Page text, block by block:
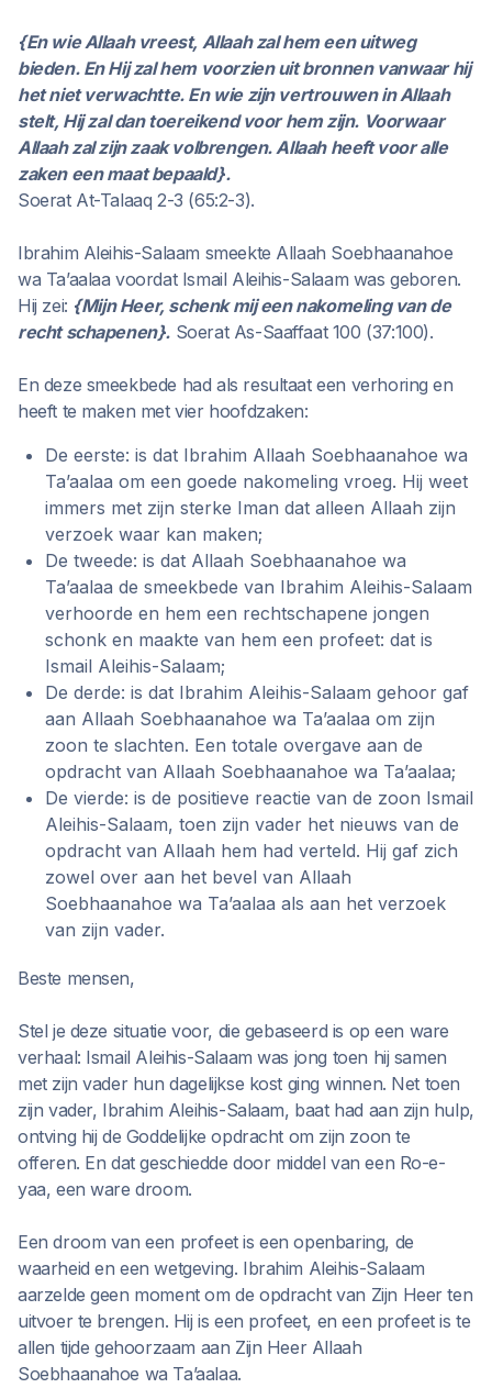
{En wie Allaah vreest, Allaah zal hem een uitweg
bieden. En Hij zal hem voorzien uit bronnen vanwaar hij
het niet verwachtte. En wie zijn vertrouwen in Allaah
stelt, Hij zal dan toereikend voor hem zijn. Voorwaar
Allaah zal zijn zaak volbrengen. Allaah heeft voor alle
zaken een maat bepaald}.
Soerat At-Talaaq 2-3 (65:2-3).
Ibrahim Aleihis-Salaam smeekte Allaah Soebhaanahoe
wa Ta’aalaa voordat Ismail Aleihis-Salaam was geboren.
Hij zei: {Mijn Heer, schenk mij een nakomeling van de
recht schapenen}. Soerat As-Saaffaat 100 (37:100).
En deze smeekbede had als resultaat een verhoring en
heeft te maken met vier hoofdzaken:
De eerste: is dat Ibrahim Allaah Soebhaanahoe wa
Ta’aalaa om een goede nakomeling vroeg. Hij weet
immers met zijn sterke Iman dat alleen Allaah zijn
verzoek waar kan maken;
De tweede: is dat Allaah Soebhaanahoe wa
Ta’aalaa de smeekbede van Ibrahim Aleihis-Salaam
verhoorde en hem een rechtschapene jongen
schonk en maakte van hem een profeet: dat is
Ismail Aleihis-Salaam;
De derde: is dat Ibrahim Aleihis-Salaam gehoor gaf
aan Allaah Soebhaanahoe wa Ta’aalaa om zijn
zoon te slachten. Een totale overgave aan de
opdracht van Allaah Soebhaanahoe wa Ta’aalaa;
De vierde: is de positieve reactie van de zoon Ismail
Aleihis-Salaam, toen zijn vader het nieuws van de
opdracht van Allaah hem had verteld. Hij gaf zich
zowel over aan het bevel van Allaah
Soebhaanahoe wa Ta’aalaa als aan het verzoek
van zijn vader.
Beste mensen,
Stel je deze situatie voor, die gebaseerd is op een ware
verhaal: Ismail Aleihis-Salaam was jong toen hij samen
met zijn vader hun dagelijkse kost ging winnen. Net toen
zijn vader, Ibrahim Aleihis-Salaam, baat had aan zijn hulp,
ontving hij de Goddelijke opdracht om zijn zoon te
offeren. En dat geschiedde door middel van een Ro-e-
yaa, een ware droom.
Een droom van een profeet is een openbaring, de
waarheid en een wetgeving. Ibrahim Aleihis-Salaam
aarzelde geen moment om de opdracht van Zijn Heer ten
uitvoer te brengen. Hij is een profeet, en een profeet is te
allen tijde gehoorzaam aan Zijn Heer Allaah
Soebhaanahoe wa Ta’aalaa.